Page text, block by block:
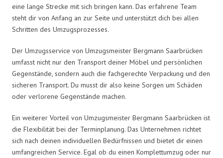
eine lange Strecke mit sich bringen kann. Das erfahrene Team
steht dir von Anfang an zur Seite und unterstützt dich bei allen
Schritten des Umzugsprozesses.
Der Umzugsservice von Umzugsmeister Bergmann Saarbrücken
umfasst nicht nur den Transport deiner Möbel und persönlichen
Gegenstände, sondern auch die fachgerechte Verpackung und den
sicheren Transport. Du musst dir also keine Sorgen um Schäden
oder verlorene Gegenstände machen.
Ein weiterer Vorteil von Umzugsmeister Bergmann Saarbrücken ist
die Flexibilität bei der Terminplanung. Das Unternehmen richtet
sich nach deinen individuellen Bedürfnissen und bietet dir einen
umfangreichen Service. Egal ob du einen Komplettumzug oder nur